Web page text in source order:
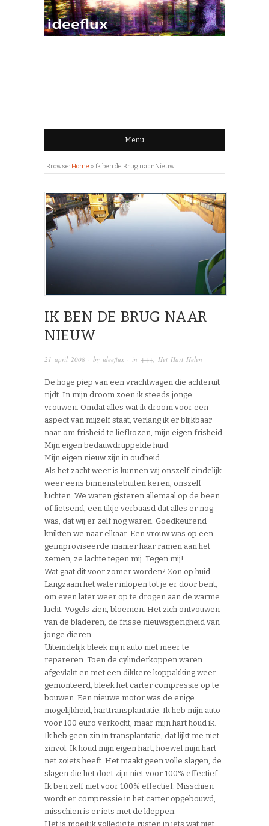
IDEEFLUX | STROOM
VAN IDEEËN
Menu
Browse:Home » Ik ben de Brug naar Nieuw
IK BEN DE BRUG NAAR
NIEUW
21 april 2008 · by ideeflux · in +++ Het Hart Helen
De hoge piep van een vrachtwagen die achteruit
rijdt. In mijn droom zoen ik steeds jonge
vrouwen. Omdat alles wat ik droom voor een
aspect van mijzelf staat, verlang ik er blijkbaar
naar om frisheid te liefkozen, mijn eigen frisheid.
Mijn eigen bedauwdruppelde huid.
Mijn eigen nieuw zijn in oudheid.
Als het zacht weer is kunnen wij onszelf eindelijk
weer eens binnenstebuiten keren, onszelf
luchten. We waren gisteren allemaal op de been
of fietsend, een tikje verbaasd dat alles er nog
was, dat wij er zelf nog waren. Goedkeurend
knikten we naar elkaar. Een vrouw was op een
geïmproviseerde manier haar ramen aan het
zemen, ze lachte tegen mij. Tegen mij!
Wat gaat dit voor zomer worden? Zon op huid.
Langzaam het water inlopen tot je er door bent,
om even later weer op te drogen aan de warme
lucht. Vogels zien, bloemen. Het zich ontvouwen
van de bladeren, de frisse nieuwsgierigheid van
jonge dieren.
Uiteindelijk bleek mijn auto niet meer te
repareren. Toen de cylinderkoppen waren
afgevlakt en met een dikkere koppakking weer
gemonteerd, bleek het carter compressie op te
bouwen. Een nieuwe motor was de enige
mogelijkheid, harttransplantatie. Ik heb mijn auto
voor 100 euro verkocht, maar mijn hart houd ik.
Ik heb geen zin in transplantatie, dat lijkt me niet
zinvol. Ik houd mijn eigen hart, hoewel mijn hart
net zoiets heeft. Het maakt geen volle slagen, de
slagen die het doet zijn niet voor 100% effectief.
Ik ben zelf niet voor 100% effectief. Misschien
wordt er compressie in het carter opgebouwd,
misschien is er iets met de kleppen.
Het is moeilijk volledig te rusten in iets wat niet